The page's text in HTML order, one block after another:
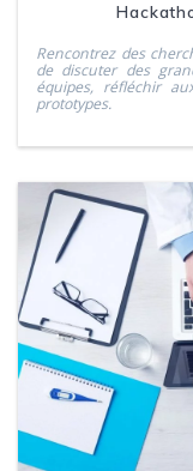
Rencontrez des
de discuter des
équipes, réfléchir
prototypes.